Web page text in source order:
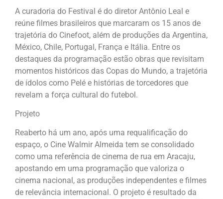
A curadoria do Festival é do diretor Antônio Leal e
reúne filmes brasileiros que marcaram os 15 anos de
trajetória do Cinefoot, além de produções da Argentina,
México, Chile, Portugal, França e Itália. Entre os
destaques da programação estão obras que revisitam
momentos históricos das Copas do Mundo, a trajetória
de ídolos como Pelé e histórias de torcedores que
revelam a força cultural do futebol.
Projeto
Reaberto há um ano, após uma requalificação do
espaço, o Cine Walmir Almeida tem se consolidado
como uma referência de cinema de rua em Aracaju,
apostando em uma programação que valoriza o
cinema nacional, as produções independentes e filmes
de relevância internacional. O projeto é resultado da